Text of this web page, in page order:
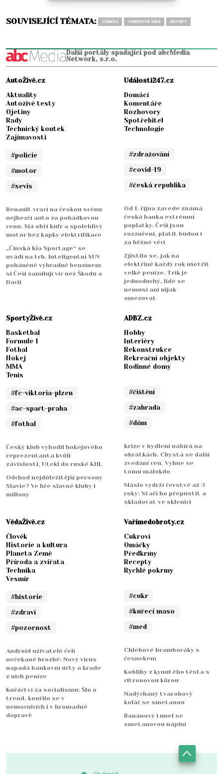
SOUVISEJÍCÍ TÉMATA: CUKETA CUKETOVÉ ZELÍ RECEPT
Další portály spadající pod abcMedia
Network, s.r.o.
AutoŽivě.cz
Aktuality
Autoživě testy
Ojetiny
Rady
Technický koutek
Zajímavosti
#policie
#motor
#sevis
Renault vrací na českou scénu
nejhezčí auto za pohádkovou
cenu. Má obří kufr a spolehlivý
motor bez kapky elektrifikace
„Čínská Kia Sportage“ se
uvádí na trh. Inteligentní SUV
poháněné výhradně benzínem
si Češi zamilují víc než Škodu a
Dacii
Události247.cz
Domácí
Komentáře
Rozhovory
Spotřebitel
Technologie
#zdražování
#covid-19
#česká republika
Od 1. října zavede známá
česká banka extrémní
poplatky. Češi jsou
rozzuřeni, platit budou i
za běžné věci
Zjistilo se, jak na
elektřině každý rok ušetřit
velké peníze. Trik je
jednoduchý, lidé se
nemusí ani nijak
omezovat
SportyŽivě.cz
Basketbal
Formule 1
Fotbal
Hokej
MMA
Tenis
#fc-viktoria-plzen
#ac-spart-praha
#fotbal
Český klub vyhodil hokejového
reprezentanta kvůli
závislosti. Utekl do ruské KHL
Odchod nejdůležitější persony
Slavie? Ve hře slavné kluby i
miliony
ADBZ.cz
Hobby
Interiéry
Rekonstrukce
Rekreační objekty
Rodinné domy
#čištění
#zahrada
#dům
Krize v bydlení nabírá na
obrátkách. Chystá se další
zvedání cen. Vyhne se
tomu málokdo
Máslo vydrží čerstvé až 3
roky: Stačí ho přepustit a
skladovat ve sklenici
VědaŽivě.cz
Člověk
Historie a kultura
Planeta Země
Příroda a zvířata
Technika
Vesmír
#historie
#zdraví
#pozornost
Android uživatelé čelí
nečekané hrozbě: Nový virus
napadá bankovní účty a krade
z nich peníze
Kuřáctví za socialismu: Šlo o
trend, kouřilo se v
nemocnicích i v hromadné
dopravě
Vařímedobroty.cz
Cukroví
Omáčky
Předkrmy
Recepty
Rychlé pokrmy
#cukr
#kuřecí maso
#med
Chlebové bramboráky s
česnekem
Koblihy z kynutého těsta s
citronovou kůrou
Nadýchaný tvarohový
koláč se smetanou
Banánový tunel se
smetanovou náplní